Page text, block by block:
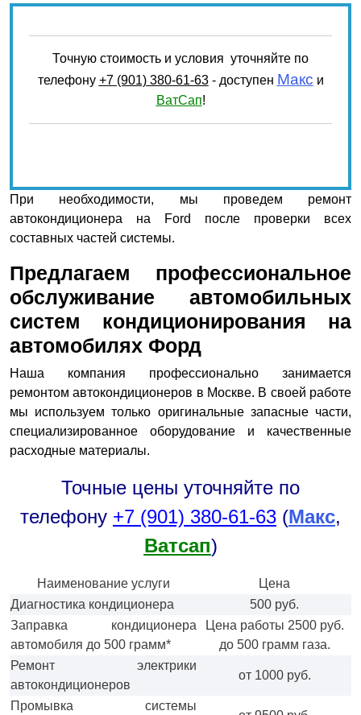
Точную стоимость и условия уточняйте по
телефону +7 (901) 380-61-63- доступен Макс и
ВатСап!
это поле
пустым.
При необходимости, мы проведем ремонт
автокондиционера на Ford после проверки всех
составных частей системы.
Предлагаем профессиональное
обслуживание автомобильных
систем кондиционирования на
автомобилях Форд
Наша компания профессионально занимается
ремонтом автокондиционеров в Москве. В своей работе
мы используем только оригинальные запасные части,
специализированное оборудование и качественные
расходные материалы.
Точные цены уточняйте по
телефону +7 (901) 380-61-63 (Макс,
Ватсап)
Наименование услуги
Цена
Диагностика кондиционера
500 руб.
Заправка кондиционера
автомобиля до 500 грамм*
Цена работы 2500 руб.
до 500 грамм газа.
Ремонт электрики
автокондиционеров
от 1000 руб.
Промывка системы